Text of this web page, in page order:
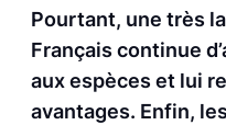
Pourtant, une très
Français continue
aux espèces et lui
avantages. Enfin,